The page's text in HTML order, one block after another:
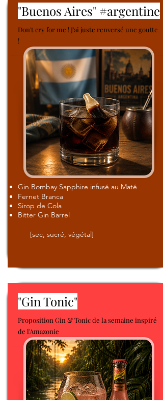
"Buenos Aires" #argentine
Don't cry for me ! J'ai juste renversé une goutte
!
Gin Bombay Sapphire infusé au Maté
Fernet Branca
Sirop de Cola
Bitter Gin Barrel
[sec, sucré, végétal]
"Gin Tonic"
Proposition Gin & Tonic de la semaine inspiré
de l'Amazonie